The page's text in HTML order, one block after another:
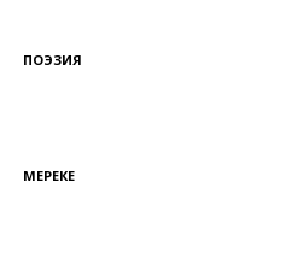
ПОЭЗИЯ
МЕРЕКЕ